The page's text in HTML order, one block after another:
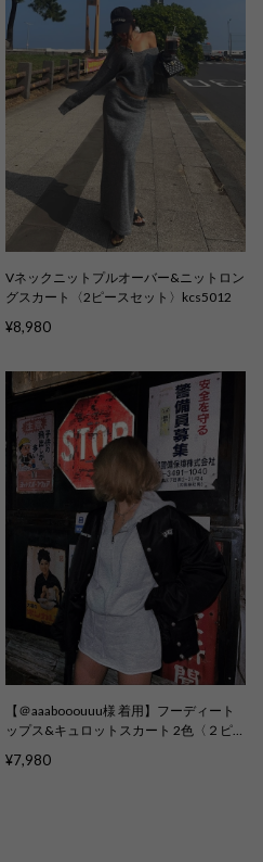
Vネックニットプルオーバー&ニットロン
グスカート〈2ピースセット〉kcs5012
¥8,980
【＠aaabooouuu様 着用】フーディート
ップス&キュロットスカート 2色〈２ピ
¥7,980